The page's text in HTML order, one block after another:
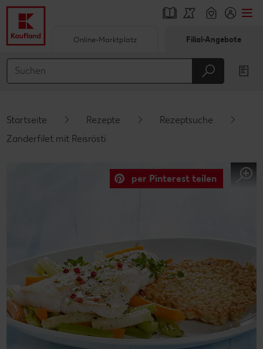
Hauptinhalt
Schwebender Seitenbereich
Online-Marktplatz Filial-Angebote
Startseite Rezepte
Rezeptsuche
Zanderfilet mit Reisrösti
per Pinterest teilen